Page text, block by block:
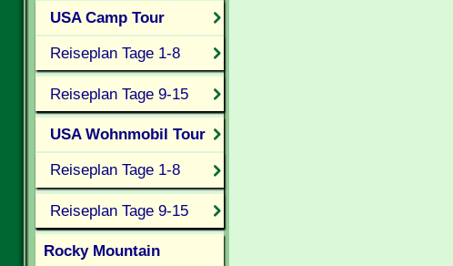
USA Camp Tour
Reiseplan Tage 1-8
Reiseplan Tage 9-15
USA Wohnmobil Tour
Reiseplan Tage 1-8
Reiseplan Tage 9-15
Rocky Mountain